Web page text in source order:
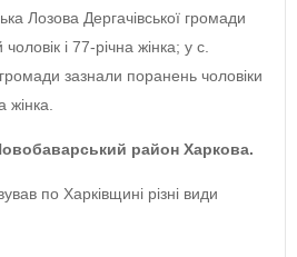
Лозова Дергачівської громади
і 77-річна жінка; у с.
громади зазнали поранень чоловіки
жінка.
район Харкова.
по Харківщині різні види